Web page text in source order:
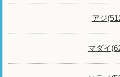
アジ
マダイ